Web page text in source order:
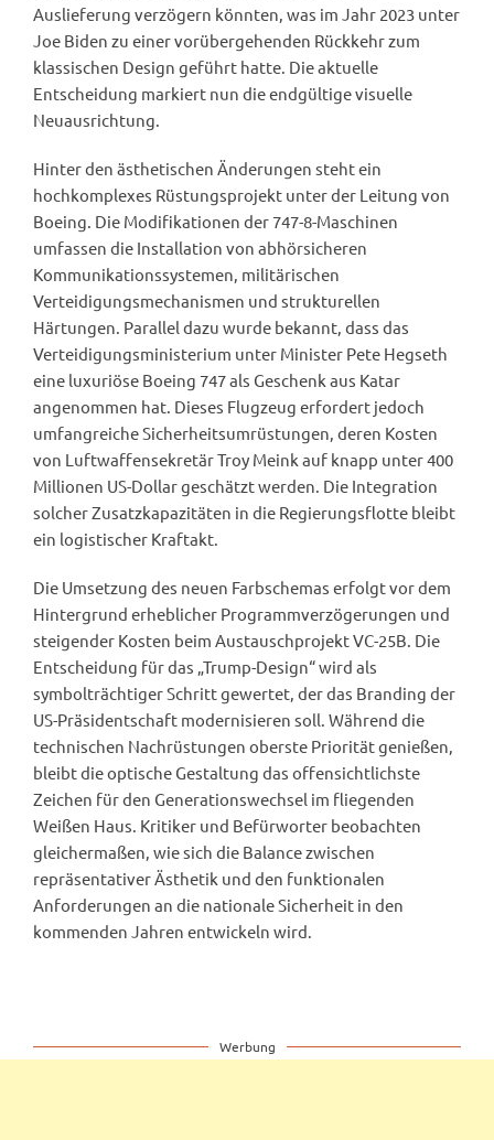
Auslieferung verzögern könnten, was im Jahr 2023 unter
Joe Biden zu einer vorübergehenden Rückkehr zum
klassischen Design geführt hatte. Die aktuelle
Entscheidung markiert nun die endgültige visuelle
Neuausrichtung.
Hinter den ästhetischen Änderungen steht ein
hochkomplexes Rüstungsprojekt unter der Leitung von
Boeing. Die Modifikationen der 747-8-Maschinen
umfassen die Installation von abhörsicheren
Kommunikationssystemen, militärischen
Verteidigungsmechanismen und strukturellen
Härtungen. Parallel dazu wurde bekannt, dass das
Verteidigungsministerium unter Minister Pete Hegseth
eine luxuriöse Boeing 747 als Geschenk aus Katar
angenommen hat. Dieses Flugzeug erfordert jedoch
umfangreiche Sicherheitsumrüstungen, deren Kosten
von Luftwaffensekretär Troy Meink auf knapp unter 400
Millionen US-Dollar geschätzt werden. Die Integration
solcher Zusatzkapazitäten in die Regierungsflotte bleibt
ein logistischer Kraftakt.
Die Umsetzung des neuen Farbschemas erfolgt vor dem
Hintergrund erheblicher Programmverzögerungen und
steigender Kosten beim Austauschprojekt VC-25B. Die
Entscheidung für das „Trump-Design“ wird als
symbolträchtiger Schritt gewertet, der das Branding der
US-Präsidentschaft modernisieren soll. Während die
technischen Nachrüstungen oberste Priorität genießen,
bleibt die optische Gestaltung das offensichtlichste
Zeichen für den Generationswechsel im fliegenden
Weißen Haus. Kritiker und Befürworter beobachten
gleichermaßen, wie sich die Balance zwischen
repräsentativer Ästhetik und den funktionalen
Anforderungen an die nationale Sicherheit in den
kommenden Jahren entwickeln wird.
Werbung